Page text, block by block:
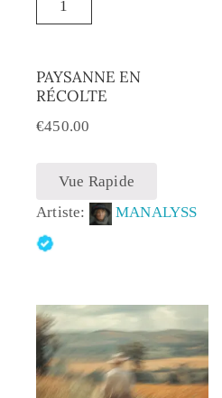
PAYSANNE EN
RÉCOLTE
€450.00
Vue Rapide
Artiste:
MANALYSS